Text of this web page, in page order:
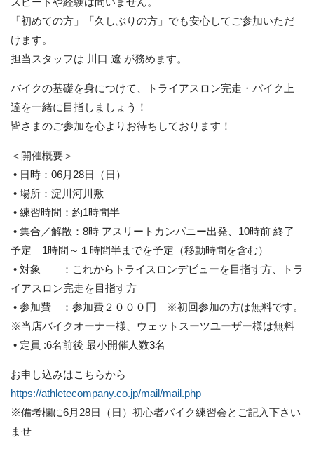
「初めての方」「久しぶりの方」でも安心してご参加いただ
けます。
担当スタッフは 川口 遼 が務めます。
バイクの基礎を身につけて、トライアスロン完走・バイク上
達を一緒に目指しましょう！
皆さまのご参加を心よりお待ちしております！
＜開催概要＞
• 日時：06月28日（日）
• 場所：淀川河川敷
• 練習時間：約1時間半
• 集合／解散：8時 アスリートカンパニー出発、10時前 終了
予定 1時間～１時間半までを予定（移動時間を含む）
• 対象 ：これからトライスロンデビューを目指す方、トラ
イアスロン完走を目指す方
• 参加費 ：参加費２０００円 ※初回参加の方は無料です。
※当店バイクオーナー様、ウェットスーツユーザー様は無料
• 定員 :6名前後 最小開催人数3名
お申し込みはこちらから
https://athletecompany.co.jp/mail/mail.php
※備考欄に6月28日（日）初心者バイク練習会とご記入下さい
ませ